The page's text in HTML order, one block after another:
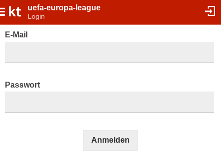
uefa-europa-league
Login
E-Mail
Passwort
Anmelden